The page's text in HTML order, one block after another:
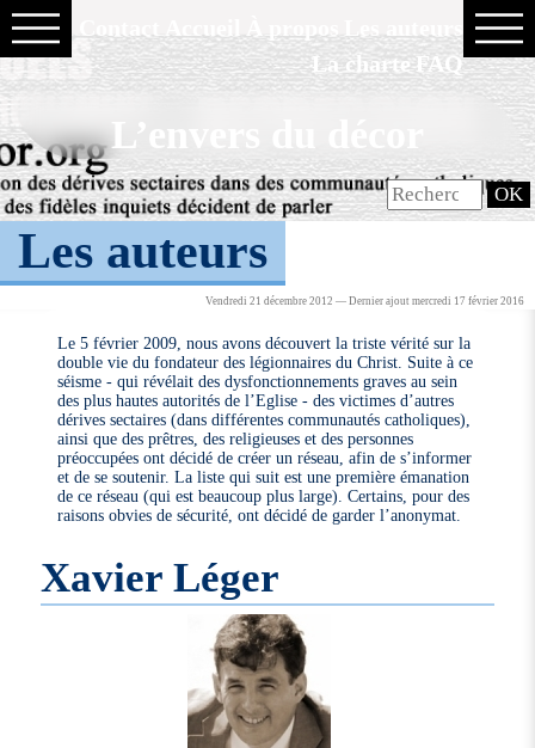
La charte FAQ
L’envers du décor
Les auteurs
Vendredi 21 décembre 2012 — Dernier ajout mercredi 17 février 2016
Le 5 février 2009, nous avons découvert la triste vérité sur la
double vie du fondateur des légionnaires du Christ. Suite à ce
séisme - qui révélait des dysfonctionnements graves au sein
des plus hautes autorités de l’Eglise - des victimes d’autres
dérives sectaires (dans différentes communautés catholiques),
ainsi que des prêtres, des religieuses et des personnes
préoccupées ont décidé de créer un réseau, afin de s’informer
et de se soutenir. La liste qui suit est une première émanation
de ce réseau (qui est beaucoup plus large). Certains, pour des
raisons obvies de sécurité, ont décidé de garder l’anonymat.
Xavier Léger